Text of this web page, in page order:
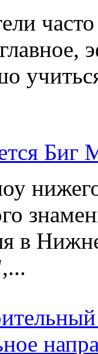
Биг
в